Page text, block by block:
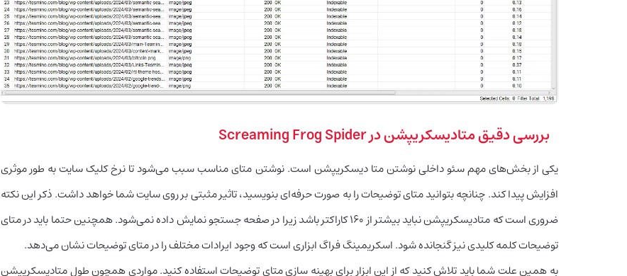
بررسی دقیق متادیسکریپشن در Screaming Frog Spider
یکی از بخش‌های مهم سئو داخلی نوشتن متا دیسکریپشن است. نوشتن متای مناسب سبب می‌شود تا نرخ کلیک سایت به طور موثری
افزایش پیدا کند. چنانچه بتوانید متای توضیحات را به صورت حرفه‌ای بنویسید،‌ تاثیر مثبتی بر روی سایت شما خواهد داشت. ذکر این نکته
ضروری است که متادیسکریپشن نباید بیشتر از ۱۶۰ کاراکتر باشد زیرا در صفحه جستجو نمایش داده نمی‌شود. همچنین حتما باید در متای
توضیحات کلمه کلیدی نیز گنجانده شود. اسکریمینگ فراگ ابزاری است که وجود ایرادات مختلف را در متای توضیحات نشان می‌دهد.
به همین علت شما باید تلاش کنید که از این ابزار برای بهینه سازی متای توضیحات استفاده کنید. مواردی همچون طول متادیسکریپشن